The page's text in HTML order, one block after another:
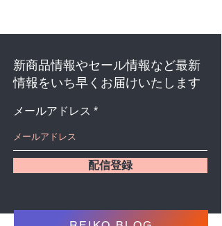
新商品情報やセール情報など最新
情報をいち早くお届けいたします
メールアドレス
配信登録